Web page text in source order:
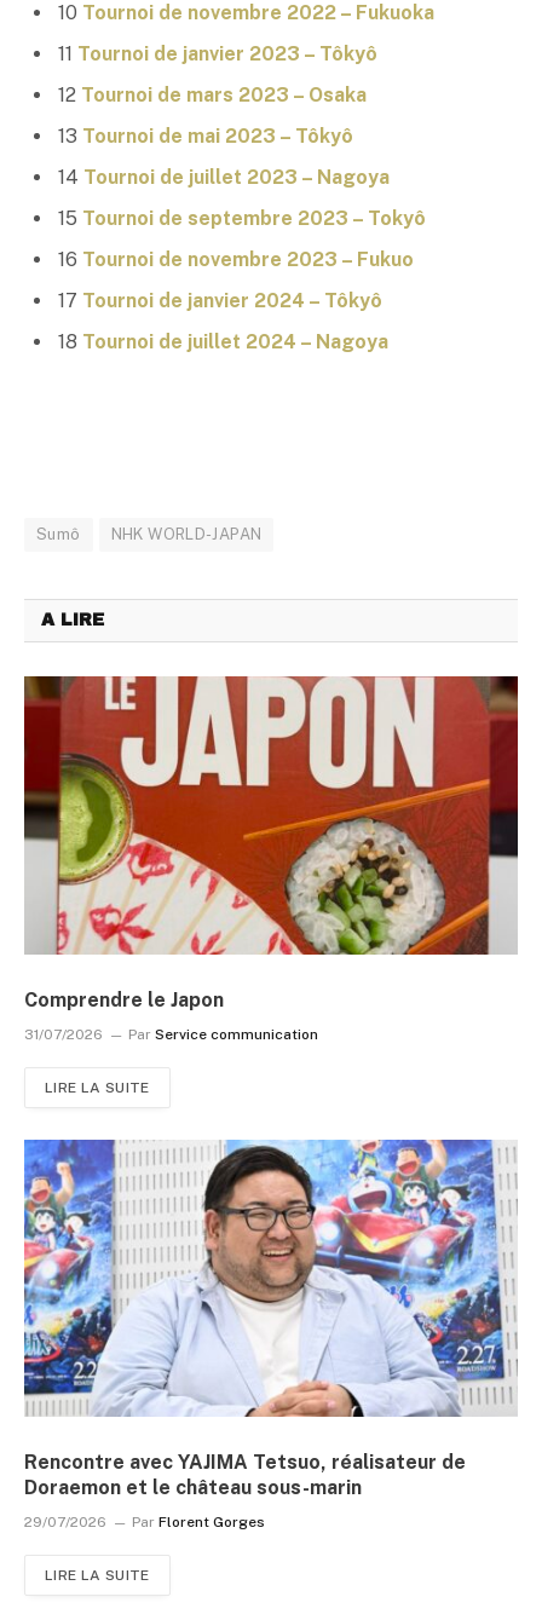
10 Tournoi de novembre 2022 – Fukuoka
11 Tournoi de janvier 2023 – Tôkyô
12 Tournoi de mars 2023 – Osaka
13 Tournoi de mai 2023 – Tôkyô
14 Tournoi de juillet 2023 – Nagoya
15 Tournoi de septembre 2023 – Tokyô
16 Tournoi de novembre 2023 – Fukuo
17 Tournoi de janvier 2024 – Tôkyô
18 Tournoi de juillet 2024 – Nagoya
Sumô NHK WORLD-JAPAN
A LIRE
Comprendre le Japon
31/07/2026 Par Service communication
LIRE LA SUITE
Rencontre avec YAJIMA Tetsuo, réalisateur de
Doraemon et le château sous-marin
29/07/2026 Par Florent Gorges
LIRE LA SUITE